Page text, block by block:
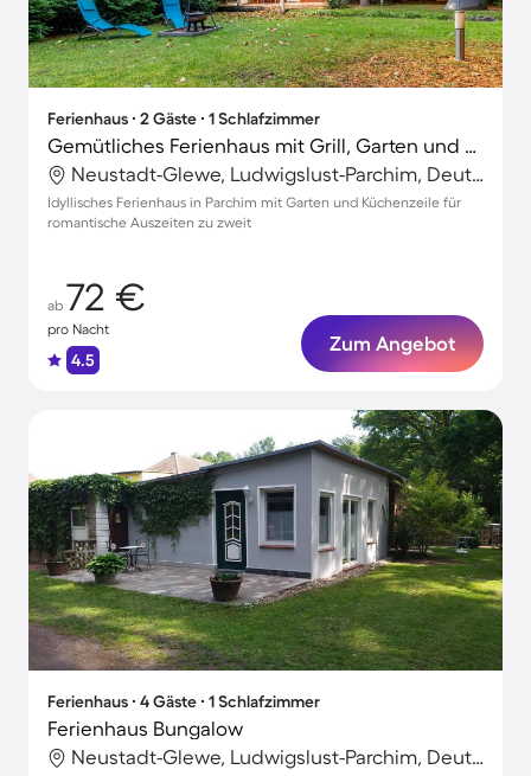
Ferienhaus ∙ 2 Gäste ∙ 1 Schlafzimmer
Gemütliches Ferienhaus mit Grill, Garten und Terrasse | Naturblick
Neustadt-Glewe, Ludwigslust-Parchim, Deutschland
Idyllisches Ferienhaus in Parchim mit Garten und Küchenzeile für
romantische Auszeiten zu zweit
ab 72 €
pro Nacht
4.5
Zum Angebot
Ferienhaus ∙ 4 Gäste ∙ 1 Schlafzimmer
Ferienhaus Bungalow
Neustadt-Glewe, Ludwigslust-Parchim, Deutschland